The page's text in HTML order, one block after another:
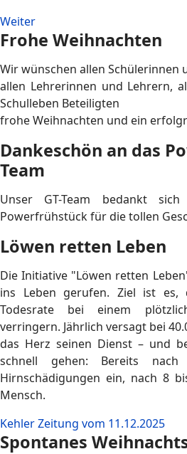
Weiter
Frohe Weihnachten
Wir wünschen allen Schülerinnen
allen Lehrerinnen und Lehrern,
Schulleben Beteiligten
frohe Weihnachten und ein
Dankeschön an das
Team
Unser GT-Team bedankt
Powerfrühstück für die tollen
Löwen retten Leben
Die Initiative "Löwen retten
ins Leben gerufen. Ziel ist es,
Todesrate bei einem
verringern. Jährlich versagt bei
das Herz seinen Dienst – und
schnell gehen: Bereits
Hirnschädigungen ein, nach 8
Mensch.
Kehler Zeitung vom 11.12.2025
Spontanes